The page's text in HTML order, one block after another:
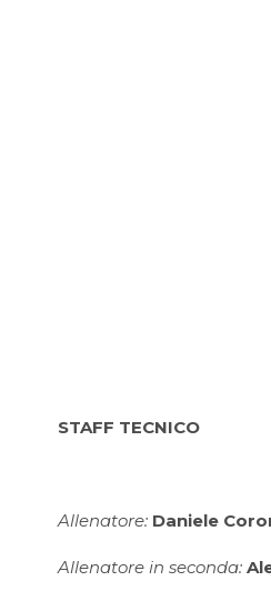
STAFF TECNICO
Allenatore: Daniele
Allenatore in seconda: